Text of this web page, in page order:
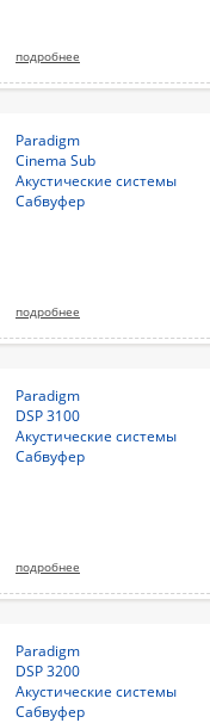
подробнее
Paradigm
Cinema Sub
Акустические системы
Сабвуфер
подробнее
Paradigm
DSP 3100
Акустические системы
Сабвуфер
подробнее
Paradigm
DSP 3200
Акустические системы
Сабвуфер